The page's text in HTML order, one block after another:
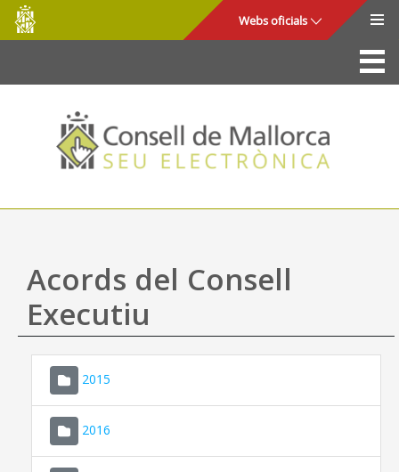
Salta al contingut principal
Consell
de
Mallorca
Webs oficials
La Seu
Consell de Mallorca
Accés i seguretat
Utilitats
Ajuda
Acords del Consell
Executiu
2015
2016